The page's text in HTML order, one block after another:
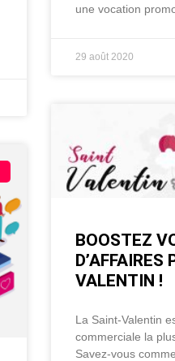
une vocation
29 août 2020
BOOSTEZ
D’AFFAIRES
VALENTIN !
La Saint-Valentin
commerciale la
Savez-vous